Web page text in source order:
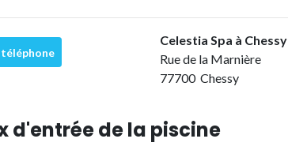
Celestia Spa à Chessy
Rue de la Marnière
77700 Chessy
d'entrée de la piscine